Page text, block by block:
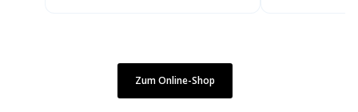
Zum Online-Shop